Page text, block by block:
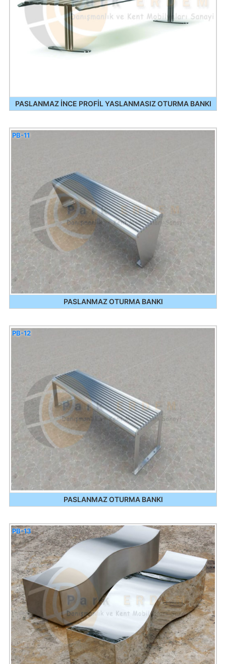
PASLANMAZ İNCE PROFİL YASLANMASIZ OTURMA BANKI
PASLANMAZ OTURMA BANKI
PB-11
PASLANMAZ OTURMA BANKI
PB-12
PB-13